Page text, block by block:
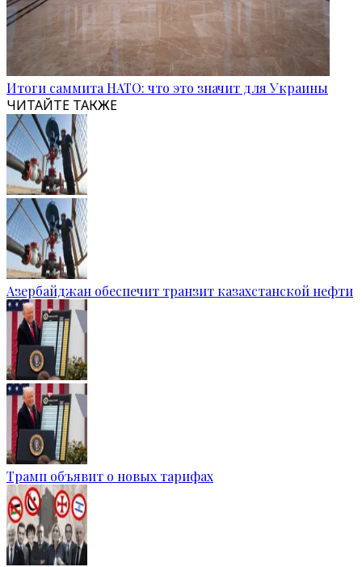
Итоги саммита НАТО: что это значит для Украины
ЧИТАЙТЕ ТАКЖЕ
Азербайджан обеспечит транзит казахстанской нефти
Трамп объявит о новых тарифах